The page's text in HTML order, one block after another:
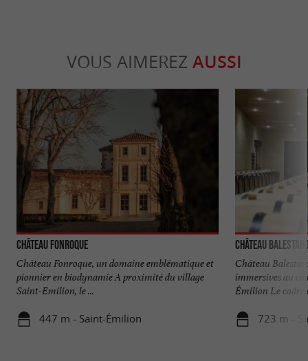
VOUS AIMEREZ AUSSI
Château Fonroque
Château Fonroque, un domaine emblématique et
pionnier en biodynamie A proximité du village
Saint-Emilion, le ...
447 m - Saint-Émilion
Château
Château
immersives au
Émilion Le cadre
723 m -